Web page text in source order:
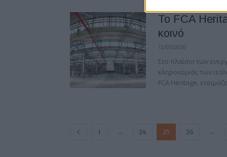
Το FCA
κοινό
12/05/2020
Στο πλαίσιο των
κληρονομιάς των
FCA Heritage,
1 ... 24 25 26 ...